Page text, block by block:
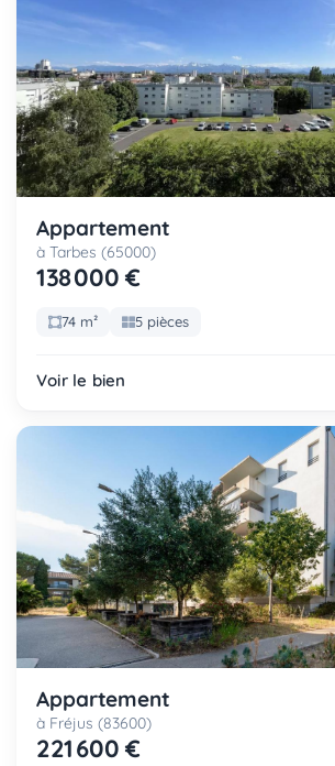
Appartement
à Tarbes (65000)
138 000 €
74 m² 5 pièces
Voir le bien
Appartement
à Fréjus (83600)
221 600 €